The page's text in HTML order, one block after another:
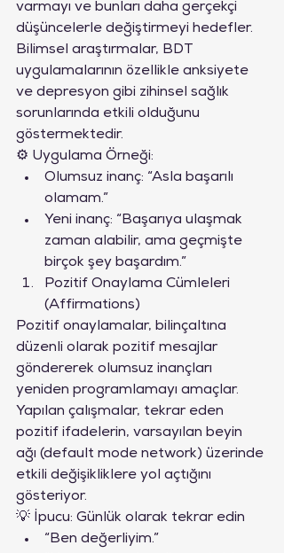
varmayı ve bunları daha gerçekçi
düşüncelerle değiştirmeyi hedefler.
Bilimsel araştırmalar, BDT
uygulamalarının özellikle anksiyete
ve depresyon gibi zihinsel sağlık
sorunlarında etkili olduğunu
göstermektedir.
⚙ Uygulama Örneği:
Olumsuz inanç: “Asla başarılı
olamam.”
Yeni inanç: “Başarıya ulaşmak
zaman alabilir, ama geçmişte
birçok şey başardım.”
Pozitif Onaylama Cümleleri
(Affirmations)
Pozitif onaylamalar, bilinçaltına
düzenli olarak pozitif mesajlar
göndererek olumsuz inançları
yeniden programlamayı amaçlar.
Yapılan çalışmalar, tekrar eden
pozitif ifadelerin, varsayılan beyin
ağı (default mode network) üzerinde
etkili değişikliklere yol açtığını
gösteriyor.
💡 İpucu: Günlük olarak tekrar edin
“Ben değerliyim.”